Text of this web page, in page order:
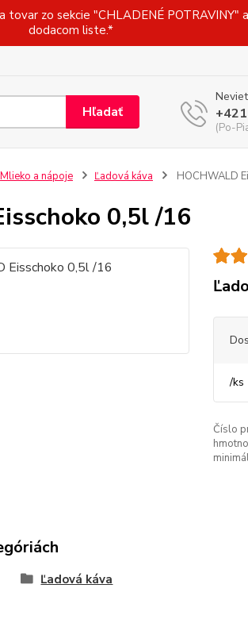
zo sekcie "CHLADENÉ
dodacom liste.*
Hľadať
(Po-
Mlieko a nápoje Ľadová káva HOCHWALD
0,5l /16
/ks
Číslo
Ľadová káva